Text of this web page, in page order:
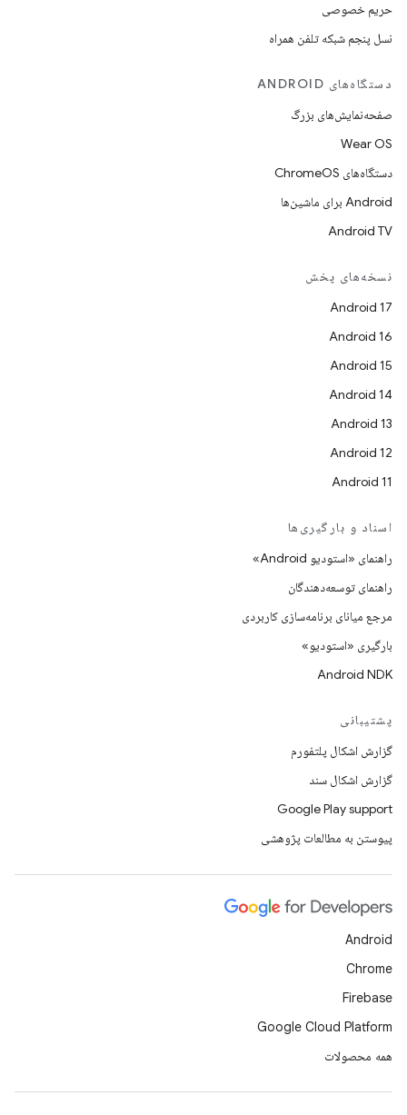
حریم خصوصی
نسل پنجم شبکه تلفن همراه
دستگاه‌های ANDROID
صفحه‌نمایش‌های بزرگ
Wear OS
دستگاه‌های ChromeOS
Android برای ماشین‌ها
Android TV
نسخه‌های پخش
Android 17
Android 16
Android 15
Android 14
Android 13
Android 12
Android 11
اسناد و بارگیری‌ها
راهنمای «استودیو Android»
راهنمای توسعه‌دهندگان
مرجع میانای برنامه‌سازی کاربردی
بارگیری «استودیو»
Android NDK
پشتیبانی
گزارش اشکال پلتفورم
گزارش اشکال سند
Google Play support
پیوستن به مطالعات پژوهشی
Android
Chrome
Firebase
Google Cloud Platform
همه محصولات